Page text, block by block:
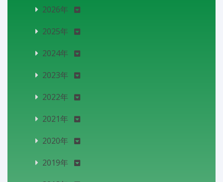
2026年
2025年
2024年
2023年
2022年
2021年
2020年
2019年